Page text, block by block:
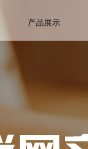
产品展示